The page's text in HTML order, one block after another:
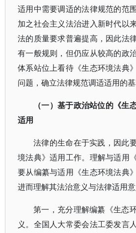
适用中需要调适的法律规范的范
加之社会主义法治进入新时代以
法的质量要求普遍提高，因此法
有一般规则，但仍应从较高的政
体系站位上看待《生态环境法典
问题，确立法律规范调适适用的基
（一）基于政治站位的《生
适用
法律的生命在于实践，因此
境法典》适用工作。理解与适用
要从编纂与适用《生态环境法典
进而理解其法治意义与法律适用意
第一，充分理解编纂《生态
义。全国人大常委会法工委发言